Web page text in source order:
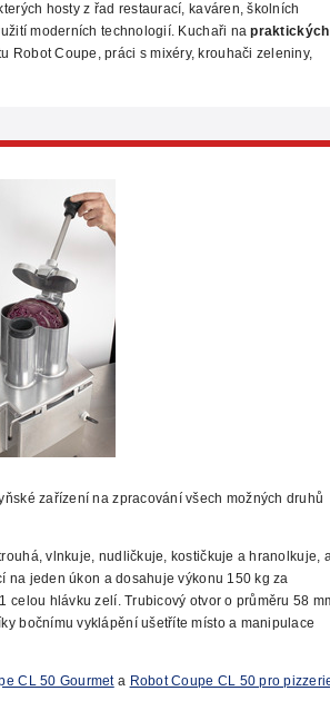
hosty z řad restaurací, kaváren, školních
moderních technologií. Kuchaři napraktických
Robot Coupe, práci s mixéry, krouhači zeleniny,
zařízení na zpracování všech možných druhů
vlnkuje, nudličkuje, kostičkuje a hranolkuje,
na jeden úkon a dosahuje výkonu 150 kg za
celou hlávku zelí. Trubicový otvor o průměru 58
bočnímu vyklápění ušetříte místo a manipulace
CL 50 Gourmeta Robot Coupe CL 50 pro